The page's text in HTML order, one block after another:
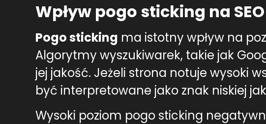
Wpływ pogo sticking na SEO
Pogo sticking ma istotny wpływ na
Algorytmy wyszukiwarek, takie jak
jej jakość. Jeżeli strona notuje wysoki
być interpretowane jako znak niskiej
Wysoki poziom pogo sticking